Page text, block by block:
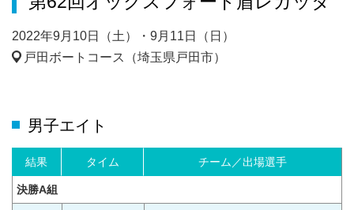
2022年9月10日（土）・9月11日（日）
戸田ボートコース（埼玉県戸田市）
男子エイト
結果 タイム チーム／出場選手
決勝A組